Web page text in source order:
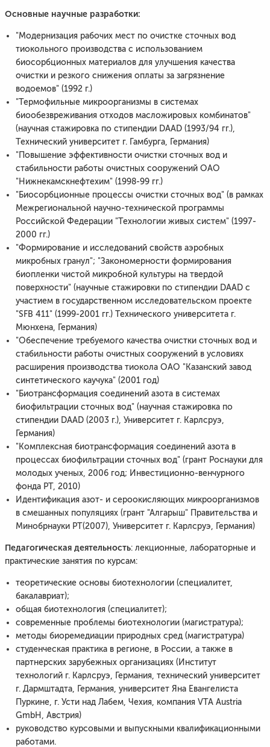
Основные научные разработки:
"Модернизация рабочих мест по очистке сточных вод
тиокольного производства с использованием
биосорбционных материалов для улучшения качества
очистки и резкого снижения оплаты за загрязнение
водоемов" (1992 г.)
"Термофильные микроорганизмы в системах
биообезвреживания отходов масложировых комбинатов"
(научная стажировка по стипендии DAAD (1993/94 гг.),
Технический университет г. Гамбурга, Германия)
"Повышение эффективности очистки сточных вод и
стабильности работы очистных сооружений ОАО
"Нижнекамскнефтехим" (1998-99 гг.)
"Биосорбционные процессы очистки сточных вод" (в рамках
Межрегиональной научно-технической программы
Российской Федерации "Технологии живых систем" (1997-
2000 гг.)
"Формирование и исследований свойств аэробных
микробных гранул"; "Закономерности формирования
биопленки чистой микробной культуры на твердой
поверхности" (научные стажировки по стипендии DAAD с
участием в государственном исследовательском проекте
"SFB 411" (1999-2001 гг.) Технического университета г.
Мюнхена, Германия)
"Обеспечение требуемого качества очистки сточных вод и
стабильности работы очистных сооружений в условиях
расширения производства тиокола ОАО "Казанский завод
синтетического каучука" (2001 год)
"Биотрансформация соединений азота в системах
биофильтрации сточных вод" (научная стажировка по
стипендии DAAD (2003 г.), Университет г. Карлсруэ,
Германия)
"Комплексная биотрансформация соединений азота в
процессах биофильтрации сточных вод" (грант Роснауки для
молодых ученых, 2006 год; Инвестиционно-венчурного
фонда РТ, 2010)
Идентификация азот- и сероокисляющих микроорганизмов
в смешанных популяциях (грант "Алгарыш" Правительства и
Минобрнауки РТ(2007), Университет г. Карлсруэ, Германия)
Педагогическая деятельность: лекционные, лабораторные и
практические занятия по курсам:
теоретические основы биотехнологии (специалитет,
бакалавриат);
общая биотехнология (специалитет);
современные проблемы биотехнологии (магистратура);
методы биоремедиации природных сред (магистратура)
студенческая практика в регионе, в России, а также в
партнерских зарубежных организациях (Институт
технологий г. Карлсруэ, Германия, технический университет
г. Дармштадта, Германия, университет Яна Евангелиста
Пуркине, г. Усти над Лабем, Чехия, компания VTA Austria
GmbH, Австрия)
руководство курсовыми и выпускными квалификационными
работами.